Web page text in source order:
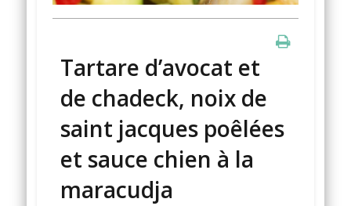
Tartare d’avocat et
de chadeck, noix de
saint jacques poêlées
et sauce chien à la
maracudja